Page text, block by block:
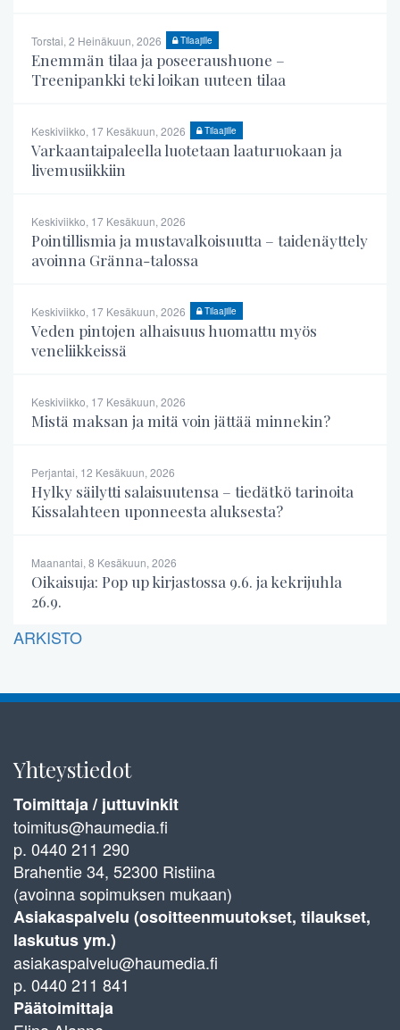
Torstai, 2 Heinäkuun, 2026 Tilaajille
Enemmän tilaa ja poseeraushuone –
Treenipankki teki loikan uuteen tilaa
Keskiviikko, 17 Kesäkuun, 2026 Tilaajille
Varkaantaipaleella luotetaan laaturuokaan ja
livemusiikkiin
Keskiviikko, 17 Kesäkuun, 2026
Pointillismia ja mustavalkoisuutta – taidenäyttely
avoinna Gränna-talossa
Keskiviikko, 17 Kesäkuun, 2026 Tilaajille
Veden pintojen alhaisuus huomattu myös
veneliikkeissä
Keskiviikko, 17 Kesäkuun, 2026
Mistä maksan ja mitä voin jättää minnekin?
Perjantai, 12 Kesäkuun, 2026
Hylky säilytti salaisuutensa – tiedätkö tarinoita
Kissalahteen uponneesta aluksesta?
Maanantai, 8 Kesäkuun, 2026
Oikaisuja: Pop up kirjastossa 9.6. ja kekrijuhla
26.9.
ARKISTO
Yhteystiedot
Toimittaja / juttuvinkit
toimitus@haumedia.fi
p. 0440 211 290
Brahentie 34, 52300 Ristiina
(avoinna sopimuksen mukaan)
Asiakaspalvelu (osoitteenmuutokset, tilaukset,
laskutus ym.)
asiakaspalvelu@haumedia.fi
p. 0440 211 841
Päätoimittaja